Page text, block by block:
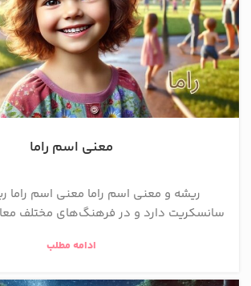
معنی اسم راما
ریشه و معنی اسم راما معنی اسم راما
سانسکریت دارد و در فرهنگ‌های مختلف
ادامه مطلب